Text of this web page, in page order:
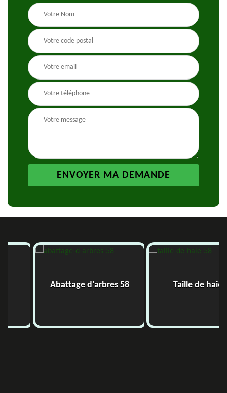
Abattage d'arbres 58 Taille de haie